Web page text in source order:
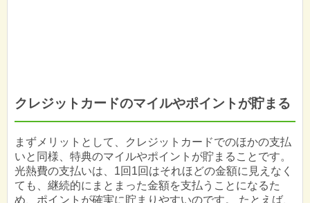
クレジットカードのマイルやポイントが貯まる
まずメリットとして、クレジットカードでのほかの支払
いと同様、特典のマイルやポイントが貯まることです。
光熱費の支払いは、1回1回はそれほどの金額に見えなく
ても、継続的にまとまった金額を支払うことになるた
め、ポイントが確実に貯まりやすいのです。 たとえば、